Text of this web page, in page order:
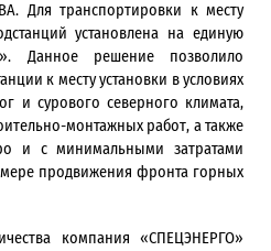
Для транспортировки к месту
установлена на единую
Данное решение позволило
к месту установки в условиях
и сурового северного климата,
монтажных работ, а также
и с минимальными затратами
продвижения фронта горных
компания «СПЕЦЭНЕРГО»